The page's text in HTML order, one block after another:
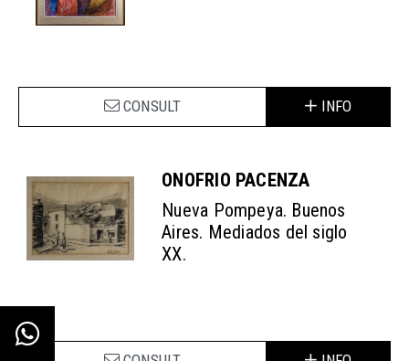
CONSULT INFO
ONOFRIO PACENZA
Nueva Pompeya. Buenos
Aires. Mediados del siglo
XX.